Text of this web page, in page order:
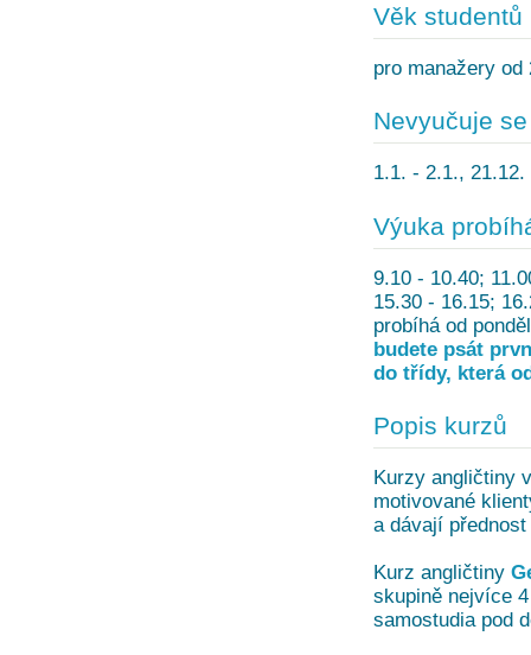
Věk studentů
pro manažery
Nevyučuje se
1.1. - 2.1.,
Výuka
9.10 - 10.40;
15.30 - 16.15;
probíhá od
budete psát
do třídy, která
Popis kurzů
Kurzy angličtiny
motivované
a dávají
Kurz angličtiny
skupině nejvíce
samostudia pod